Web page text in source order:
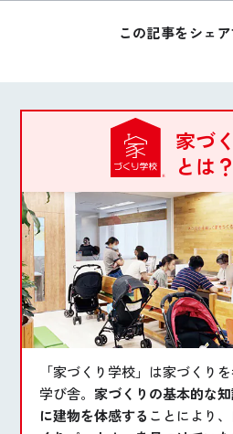
家づくり学校とは
お悩み・相談事例
よくある質問
ご利用者の声・実例
お役立ち情報
公式SNSをチ
YOUTUBE
この記事をシェ
家づ
とは？
「家づくり学校」は家づくり
学び舎。 家づくりの基本的な
に建物を体感する ことにより、